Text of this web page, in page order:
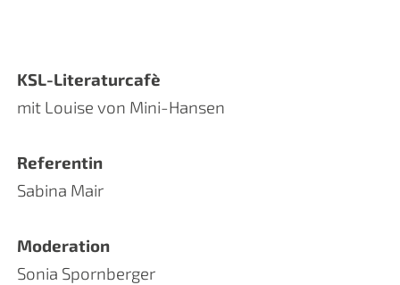
KSL-Literaturcafè
mit Louise von Mini-Hansen
Referentin
Sabina Mair
Moderation
Sonia Spornberger